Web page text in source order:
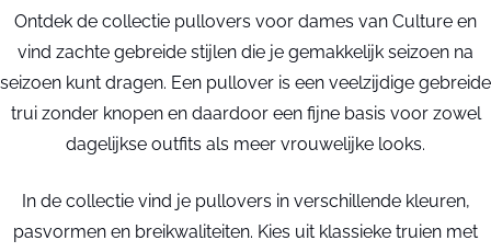
Ontdek de collectie pullovers voor dames van Culture en
vind zachte gebreide stijlen die je gemakkelijk seizoen na
seizoen kunt dragen. Een pullover is een veelzijdige gebreide
trui zonder knopen en daardoor een fijne basis voor zowel
dagelijkse outfits als meer vrouwelijke looks.
In de collectie vind je pullovers in verschillende kleuren,
pasvormen en breikwaliteiten. Kies uit klassieke truien met